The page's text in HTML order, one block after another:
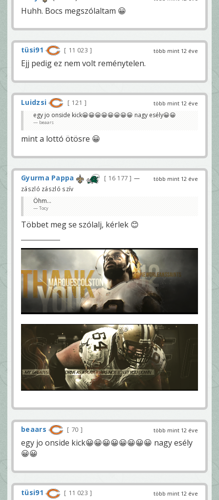
Huhh. Bocs megszólaltam 😀
több mint 12 éve
tüsi91 11 023
Ejj pedig ez nem volt reménytelen.
több mint 12 éve
Luidzsi
121
egy jo onside kick😀😀😀😀😀😀😀😀 nagy esély😀😀
beaars
mint a lottó ötösre 😀
több mint 12 éve
Gyurma Pappa 16 177
—
zászló zászló szív
Öhm...
Tocy
Többet meg se szólalj, kérlek 😊
több mint 12 éve
beaars 70
egy jo onside kick😀😀😀😀😀😀😀😀 nagy esély
😀😀
több mint 12 éve
tüsi91 11 023